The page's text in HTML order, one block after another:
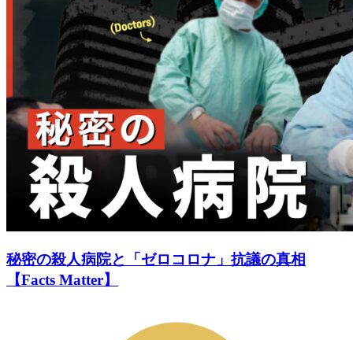
秘密の殺人病院と「ゼロコロナ」抗議の真相
【Facts Matter】